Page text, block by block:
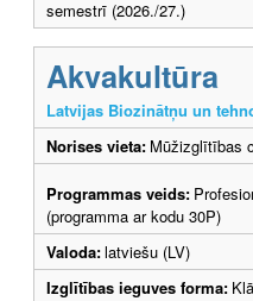
semestrī (2026./27.)
Akvakultūra
Latvijas Biozinātņu un
Norises vieta: Mūžizglītības
Programmas veids:
(programma ar kodu 30P)
Valoda:latviešu (LV)
Izglītības ieguves forma: